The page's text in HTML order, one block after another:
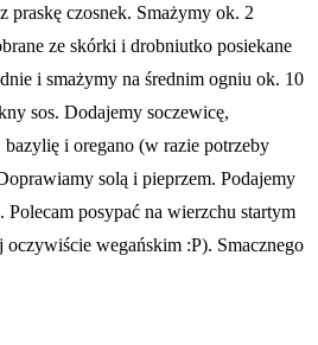
praskę czosnek. Smażymy ok. 2
ze skórki i drobniutko posiekane
i smażymy na średnim ogniu ok. 10
sos. Dodajemy soczewicę,
i oregano (w razie potrzeby
solą i pieprzem. Podajemy
posypać na wierzchu startym
wegańskim :P). Smacznego